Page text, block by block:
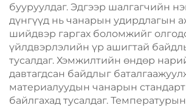
бууруулдаг. Эдгээр шалгагчийн
дүнгүүд нь чанарын удирдлагын
шийдвэр гаргах боломжийг
үйлдвэрлэлийн үр ашигтай
тусалдаг. Хэмжилтийн өндөр
давтагдсан байдлыг
материалуудын чанарын
байлгахад тусалдаг.